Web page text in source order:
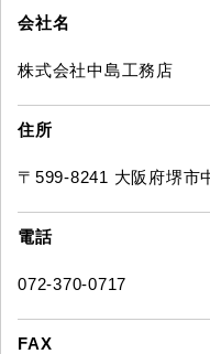
会社名
株式会社中島工務店
住所
〒599-8241 大阪府堺市
電話
072-370-0717
FAX